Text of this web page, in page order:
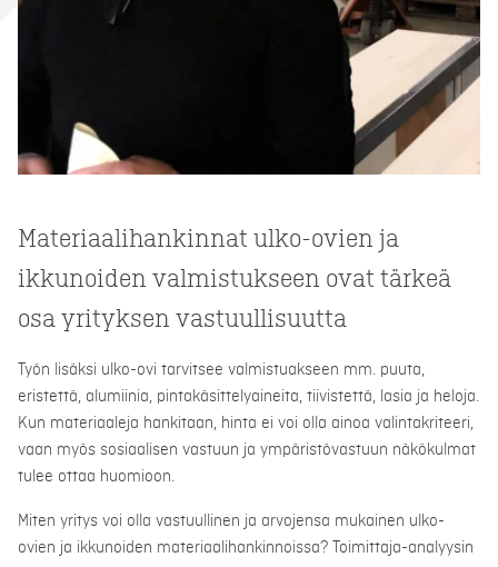
Materiaalihankinnat ulko-ovien ja
ikkunoiden valmistukseen ovat tärkeä
osa yrityksen vastuullisuutta
Työn lisäksi ulko-ovi tarvitsee valmistuakseen mm. puuta,
eristettä, alumiinia, pintakäsittelyaineita, tiivistettä, lasia ja heloja.
Kun materiaaleja hankitaan, hinta ei voi olla ainoa valintakriteeri,
vaan myös sosiaalisen vastuun ja ympäristövastuun näkökulmat
tulee ottaa huomioon.
Miten yritys voi olla vastuullinen ja arvojensa mukainen ulko-
ovien ja ikkunoiden materiaalihankinnoissa? Toimittaja-analyysin